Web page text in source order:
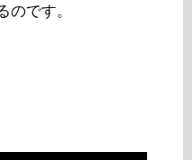
のです。